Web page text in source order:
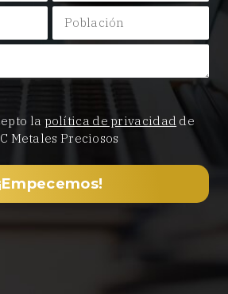
la política de privacidad de
Metales Preciosos